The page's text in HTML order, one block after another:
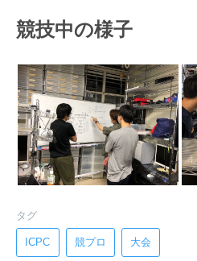
競技中の様子
タグ
ICPC 競プロ 大会